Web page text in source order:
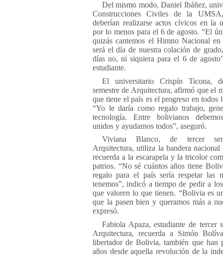
Del mismo modo, Daniel Ibáñez,
Construcciones Civiles de la
deberían realizarse actos cívicos en la
por lo menos para el 6 de agosto. “El
quizás cantemos el Himno Nacional
será el día de nuestra colación de
días no, ni siquiera para el 6 de
estudiante.
El universitario Crispín Ticona,
semestre de Arquitectura, afirmó que el
que tiene el país es el progreso en todos
“Yo le daría como regalo trabajo,
tecnología. Entre bolivianos
unidos y ayudarnos todos”, aseguró.
Viviana Blanco, de tercer
Arquitectura, utiliza la bandera nacional
recuerda a la escarapela y la tricolor
patrios. “No sé cuántos años tiene
regalo para el país sería respetar las
tenemos”, indicó a tiempo de pedir a
que valoren lo que tienen. “Bolivia es
que la pasen bien y queramos más a
expresó.
Fabiola Apaza, estudiante de tercer
Arquitectura, recuerda a Simón
libertador de Bolivia, también que han
años desde aquella revolución de la